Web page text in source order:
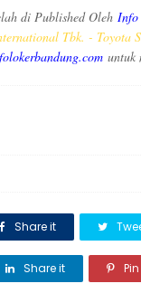
di Published OlehInfo
Tbk. - Toyota
untuk
Share it
Share it